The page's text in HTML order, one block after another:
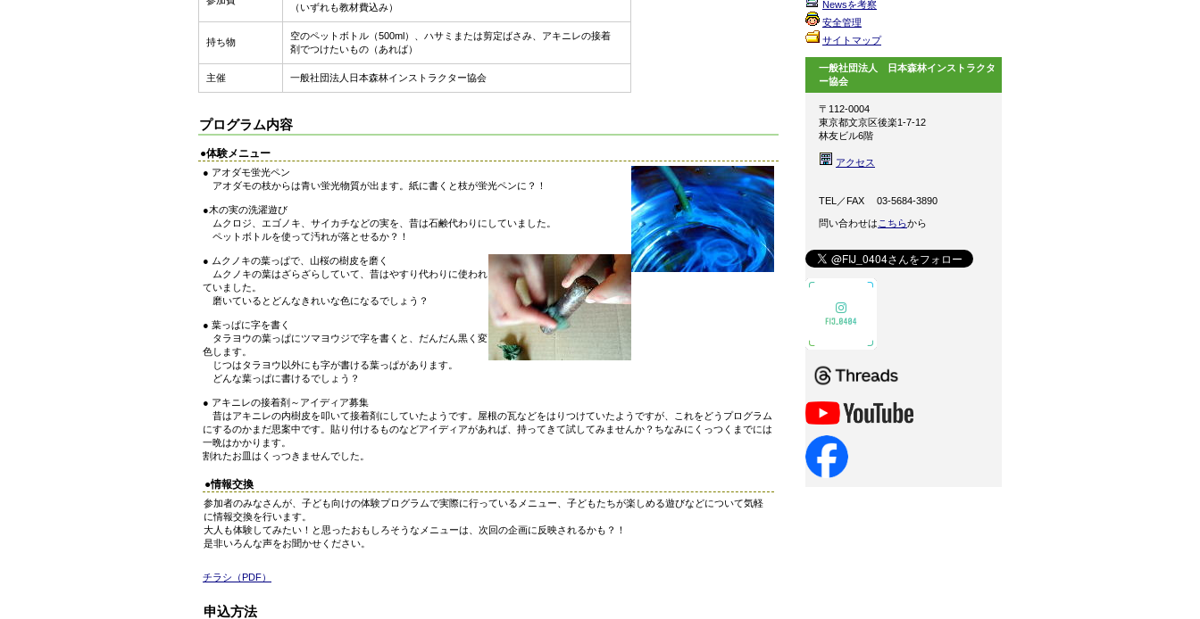
（いずれも教材費込み）
持ち物
空のペットボトル（500ml）、ハサミまたは剪定ばさみ、アキニレの接着
剤でつけたいもの（あれば）
主催 一般社団法人日本森林インストラクター協会
プログラム内容
●体験メニュー
● アオダモ蛍光ペン
アオダモの枝からは青い蛍光物質が出ます。紙に書くと枝が蛍光ペンに？！
●木の実の洗濯遊び
ムクロジ、エゴノキ、サイカチなどの実を、昔は石鹸代わりにしていました。
ペットボトルを使って汚れが落とせるか？！
● ムクノキの葉っぱで、山桜の樹皮を磨く
ムクノキの葉はざらざらしていて、昔はやすり代わりに使われ
ていました。
磨いているとどんなきれいな色になるでしょう？
● 葉っぱに字を書く
タラヨウの葉っぱにツマヨウジで字を書くと、だんだん黒く変
色します。
じつはタラヨウ以外にも字が書ける葉っぱがあります。
どんな葉っぱに書けるでしょう？
● アキニレの接着剤～アイディア募集
昔はアキニレの内樹皮を叩いて接着剤にしていたようです。屋根の瓦などをはりつけていたようですが、これをどうプログラム
にするのかまだ思案中です。貼り付けるものなどアイディアがあれば、持ってきて試してみませんか？ちなみにくっつくまでには
一晩はかかります。
割れたお皿はくっつきませんでした。
●情報交換
参加者のみなさんが、子ども向けの体験プログラムで実際に行っているメニュー、子どもたちが楽しめる遊びなどについて気軽
に情報交換を行います。
大人も体験してみたい！と思ったおもしろそうなメニューは、次回の企画に反映されるかも？！
是非いろんな声をお聞かせください。
チラシ（PDF）
申込方法
Newsを考察
安全管理
サイトマップ
一般社団法人 日本森林インストラクタ
ー協会
〒112-0004
東京都文京区後楽1-7-12
林友ビル6階
アクセス
TEL／FAX 03-5684-3890
問い合わせは こちらから